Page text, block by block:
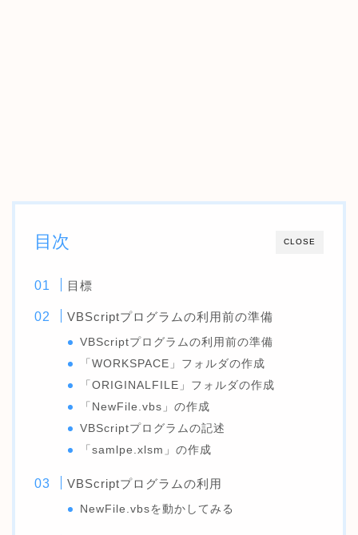
CLOSE
目次
目標
VBScriptプログラムの利用前の準備
VBScriptプログラムの利用前の準備
「WORKSPACE」フォルダの作成
「ORIGINALFILE」フォルダの作成
「NewFile.vbs」の作成
VBScriptプログラムの記述
「samlpe.xlsm」の作成
VBScriptプログラムの利用
NewFile.vbsを動かしてみる